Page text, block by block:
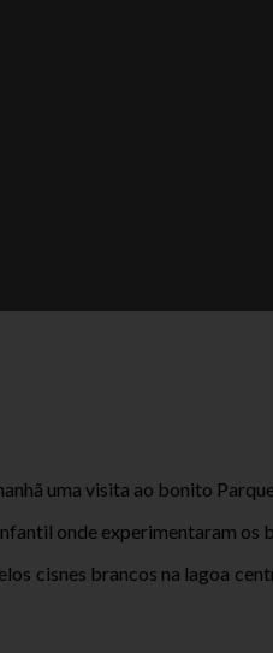
uma visita ao bonito
onde experimentaram
cisnes brancos na lagoa